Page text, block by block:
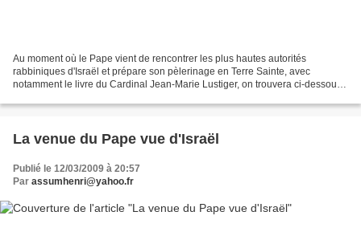
Au moment où le Pape vient de rencontrer les plus hautes autorités
rabbiniques d'Israël et prépare son pèlerinage en Terre Sainte, avec
notamment le livre du Cardinal Jean-Marie Lustiger, on trouvera ci-dessous
La venue du Pape vue d'Israël
Publié le 12/03/2009 à 20:57
Par assumhenri@yahoo.fr